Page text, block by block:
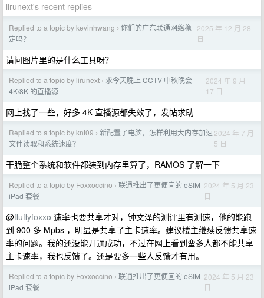
lirunext's recent replies
Replied to a topic by kevinhwang › 你们的广东联通网络稳
定吗？
2025 年 12 月 28
日
请问图片里的是什么工具呀？
Replied to a topic by lirunext › 求今天晚上 CCTV 中秋晚会
4K/8K 的直播源
2024 年 9 月
17 日
网上找了一些，好多 4K 直播源都失效了，发帖求助
Replied to a topic by knt09 › 新配置了电脑，怎样利用大内存加速
文件读取和系统速度？
2024 年 7 月
5 日
干脆整个系统和软件都装到内存里算了，RAMOS 了解一下
Replied to a topic by Foxxoccino › 联通推出了更便宜的 eSIM
iPad 套餐
2024 年 5 月 23
日
@fluffyfoxxo 速率也要共享才对，钟文泽的测评里有测速，他的能跑
到 900 多 Mpbs ，明显是共享了主卡速率。建议楼主继续反馈共享速
率的问题。我的还没能开通成功，不过在网上看到蛮多人都不能共享
主卡速率，我也反馈了。还是要多一些人反馈才有用。
Replied to a topic by Foxxoccino › 联通推出了更便宜的 eSIM
iPad 套餐
2024 年 5 月 23
日